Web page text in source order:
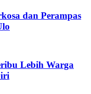
dan Perampas
Lebih Warga